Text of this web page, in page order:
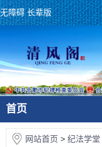
无障碍 长辈版
首页
网站首页 > 纪法学堂